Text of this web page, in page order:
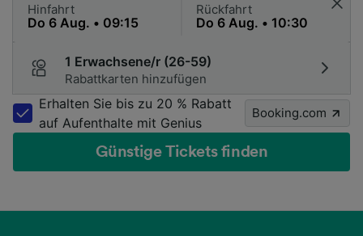
Hinfahrt Rückfahrt
1 Erwachsene/r (26-59)
Rabattkarten hinzufügen
Erhalten Sie bis zu 20 % Rabatt
auf Aufenthalte mit Genius
Booking.com
Günstige Tickets finden